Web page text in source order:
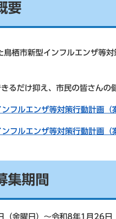
要
栖市新型インフルエンザ等
るだけ抑え、市民の皆さんの
ンフルエンザ等対策行動計画
ンフルエンザ等対策行動計画
集期間
金曜日）～令和8年1月26日